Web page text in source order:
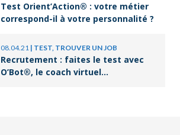
Test Orient’Action® : votre métier
correspond-il à votre personnalité ?
08.04.21 | TEST, TROUVER UN JOB
Recrutement : faites le test avec
O’Bot®, le coach virtuel